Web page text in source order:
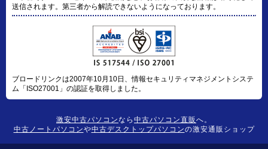
送信されます。第三者から解読できないようになっております。
ブロードリンクは2007年10月10日、情報セキュリティマネジメントシステ
ム「ISO27001」の認証を取得しました。
激安中古パソコンなら 中古パソコン直販へ。
中古ノートパソコンや中古デスクトップパソコンの激安通販ショップ